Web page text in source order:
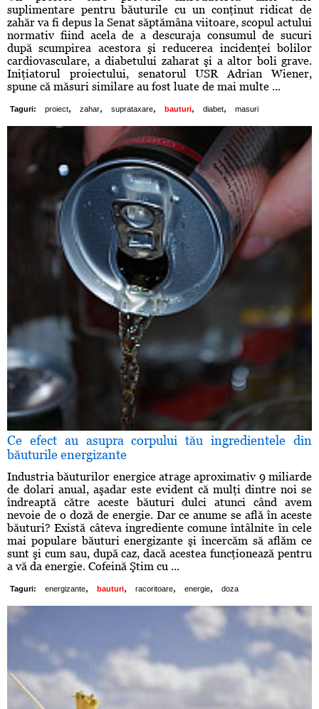
suplimentare pentru băuturile cu un conţinut ridicat de
zahăr va fi depus la Senat săptămâna viitoare, scopul actului
normativ fiind acela de a descuraja consumul de sucuri
după scumpirea acestora şi reducerea incidenţei bolilor
cardiovasculare, a diabetului zaharat şi a altor boli grave.
Iniţiatorul proiectului, senatorul USR Adrian Wiener,
spune că măsuri similare au fost luate de mai multe ...
Taguri: proiect, zahar, suprataxare, bauturi, diabet, masuri
Ce efect au asupra corpului tău ingredientele din
băuturile energizante
Industria băuturilor energice atrage aproximativ 9 miliarde
de dolari anual, aşadar este evident că mulţi dintre noi se
îndreaptă către aceste băuturi dulci atunci când avem
nevoie de o doză de energie. Dar ce anume se află în aceste
băuturi? Există câteva ingrediente comune întâlnite în cele
mai populare băuturi energizante şi încercăm să aflăm ce
sunt şi cum sau, după caz, dacă acestea funcţionează pentru
a vă da energie. Cofeină Ştim cu ...
Taguri: energizante, bauturi, racoritoare, energie, doza